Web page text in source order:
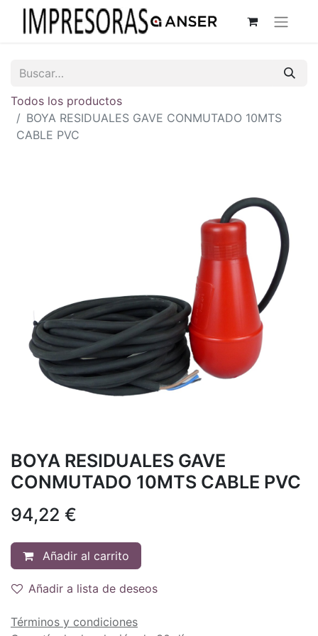
Todos los productos
BOYA RESIDUALES GAVE CONMUTADO 10MTS
CABLE PVC
BOYA RESIDUALES GAVE
CONMUTADO 10MTS CABLE PVC
94,22 €
Añadir al carrito
Añadir a lista de deseos
Términos y condiciones